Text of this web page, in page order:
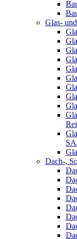
Glas-
Dach-,